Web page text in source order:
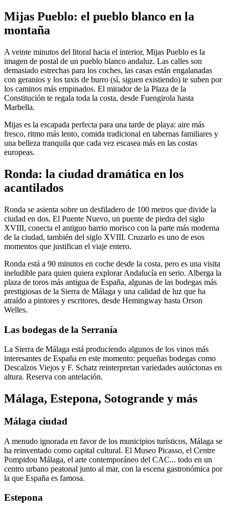
Mijas Pueblo: el pueblo blanco en la
montaña
A veinte minutos del litoral hacia el interior, Mijas Pueblo es la
imagen de postal de un pueblo blanco andaluz. Las calles son
demasiado estrechas para los coches, las casas están engalanadas
con geranios y los taxis de burro (sí, siguen existiendo) te suben por
los caminos más empinados. El mirador de la Plaza de la
Constitución te regala toda la costa, desde Fuengirola hasta
Marbella.
Mijas es la escapada perfecta para una tarde de playa: aire más
fresco, ritmo más lento, comida tradicional en tabernas familiares y
una belleza tranquila que cada vez escasea más en las costas
europeas.
Ronda: la ciudad dramática en los
acantilados
Ronda se asienta sobre un desfiladero de 100 metros que divide la
ciudad en dos. El Puente Nuevo, un puente de piedra del siglo
XVIII, conecta el antiguo barrio morisco con la parte más moderna
de la ciudad, también del siglo XVIII. Cruzarlo es uno de esos
momentos que justifican el viaje entero.
Ronda está a 90 minutos en coche desde la costa, pero es una visita
ineludible para quien quiera explorar Andalucía en serio. Alberga la
plaza de toros más antigua de España, algunas de las bodegas más
prestigiosas de la Sierra de Málaga y una calidad de luz que ha
atraído a pintores y escritores, desde Hemingway hasta Orson
Welles.
Las bodegas de la Serranía
La Sierra de Málaga está produciendo algunos de los vinos más
interesantes de España en este momento: pequeñas bodegas como
Descalzos Viejos y F. Schatz reinterpretan variedades autóctonas en
altura. Reserva con antelación.
Málaga, Estepona, Sotogrande y más
Málaga ciudad
A menudo ignorada en favor de los municipios turísticos, Málaga se
ha reinventado como capital cultural. El Museo Picasso, el Centre
Pompidou Málaga, el arte contemporáneo del CAC... todo en un
centro urbano peatonal junto al mar, con la escena gastronómica por
la que España es famosa.
Estepona